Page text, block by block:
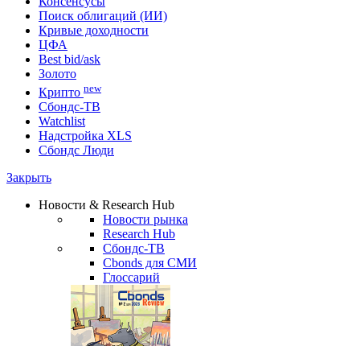
Поиск облигаций (ИИ)
Кривые доходности
ЦФА
Best bid/ask
Золото
Крипто new
Сбондс-ТВ
Watchlist
Надстройка XLS
Сбондс Люди
Закрыть
Новости & Research Hub
Новости рынка
Research Hub
Сбондс-ТВ
Cbonds для СМИ
Глоссарий